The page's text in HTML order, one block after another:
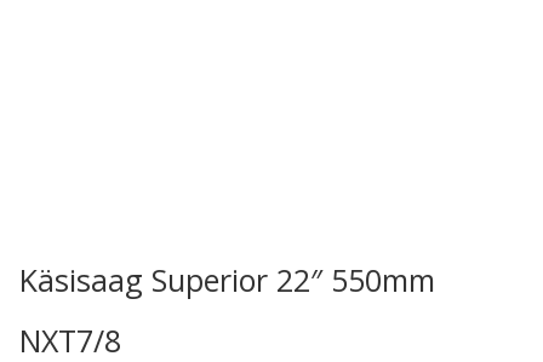
Käsisaag Superior 22″ 550mm
NXT7/8